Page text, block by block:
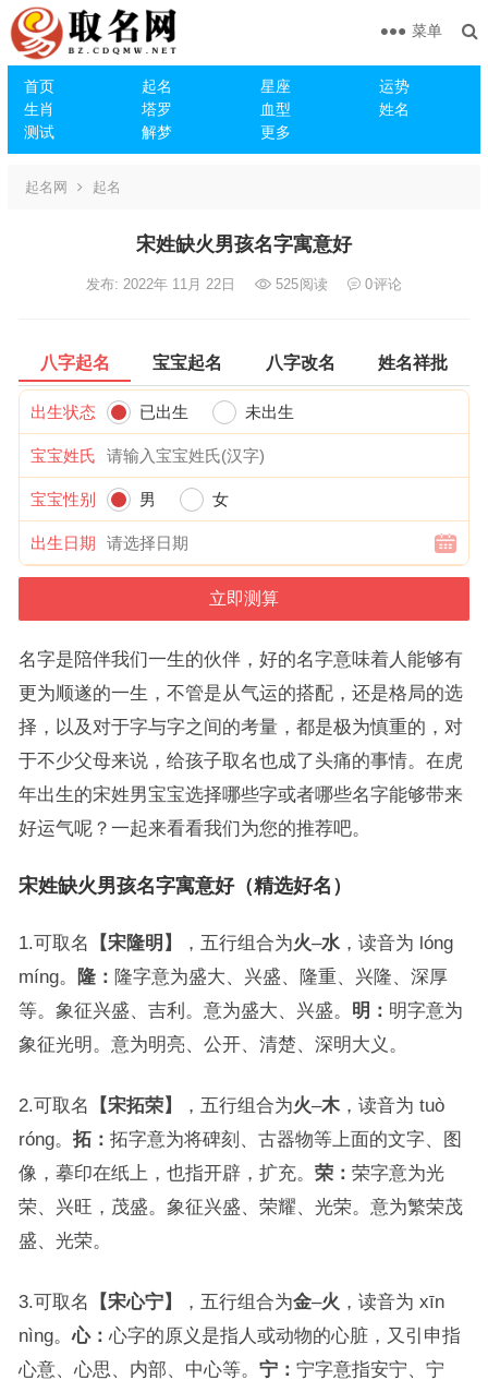
首页 起名 星座
运势
生肖
塔罗 血型
姓名
测试
解梦 更多
菜单
起名网 起名
宋姓缺火男孩名字寓意好
发布: 2022年 11月 22日 525阅读 0评论
八字起名 宝宝起名 八字改名 姓名祥批
出生状态 已出生 未出生
宝宝姓氏
宝宝性别 男 女
出生日期
名字是陪伴我们一生的伙伴，好的名字意味着人能够有
更为顺遂的一生，不管是从气运的搭配，还是格局的选
择，以及对于字与字之间的考量，都是极为慎重的，对
于不少父母来说，给孩子取名也成了头痛的事情。在虎
年出生的宋姓男宝宝选择哪些字或者哪些名字能够带来
好运气呢？一起来看看我们为您的推荐吧。
宋姓缺火男孩名字寓意好（精选好名）
1.可取名 【宋隆明】 ，五行组合为火–水，读音为 lóng
míng。
隆： 隆字意为盛大、兴盛、隆重、兴隆、深厚
等。象征兴盛、吉利。意为盛大、兴盛。 明： 明字意为
象征光明。意为明亮、公开、清楚、深明大义。
2.可取名 【宋拓荣】 ，五行组合为火–木，读音为 tuò
róng。 拓： 拓字意为将碑刻、古器物等上面的文字、图
像，摹印在纸上，也指开辟，扩充。 荣： 荣字意为光
荣、兴旺，茂盛。象征兴盛、荣耀、光荣。意为繁荣茂
盛、光荣。
3.可取名 【宋心宁】 ，五行组合为金–火 ，读音为 xīn
nìng。心： 心字的原义是指人或动物的心脏，又引申指
心意、心思、内部、中心等。 宁： 宁字意指安宁、宁